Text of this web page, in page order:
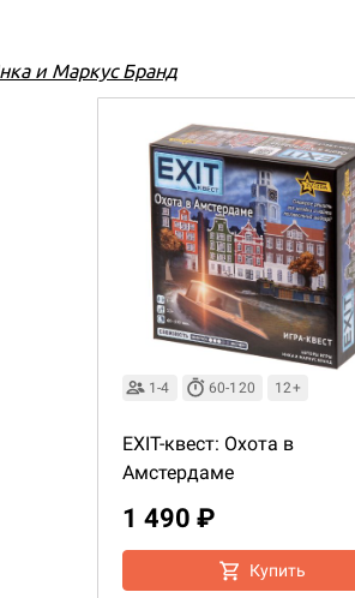
и Маркус Бранд
1-4 60-120 12+
EXIT-квест: Охота в
Амстердаме
1 490 ₽
Купить